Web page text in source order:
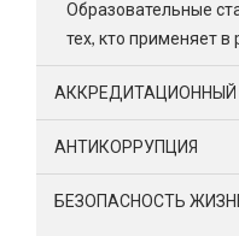
Образовательные
тех, кто применяет
АНТИКОРРУПЦИЯ
БЕЗОПАСНОСТЬ